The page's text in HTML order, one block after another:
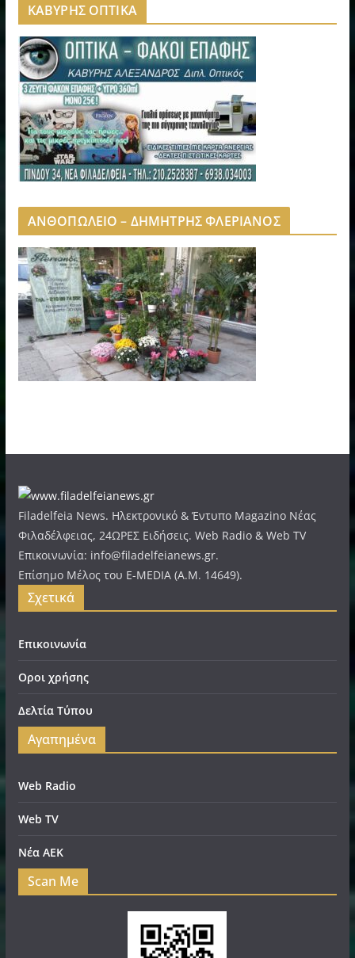
ΚΑΒΥΡΗΣ ΟΠΤΙΚΑ
ΑΝΘΟΠΩΛΕΙΟ – ΔΗΜΗΤΡΗΣ ΦΛΕΡΙΑΝΟΣ
Filadelfeia News. Ηλεκτρονικό & Έντυπο Magazino Νέας
Φιλαδέλφειας, 24ΩΡΕΣ Ειδήσεις. Web Radio & Web TV
Επικοινωνία: info@filadelfeianews.gr.
Επίσημο Μέλος του E-MEDIA (A.M. 14649).
Σχετικά
Επικοινωνία
Οροι χρήσης
Δελτία Τύπου
Αγαπημένα
Web Radio
Web TV
Νέα ΑΕΚ
Scan Me